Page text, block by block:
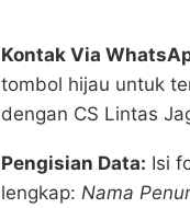
Kontak Via
tombol hijau untuk
dengan CS Lintas
Pengisian Data: Isi
lengkap: Nama